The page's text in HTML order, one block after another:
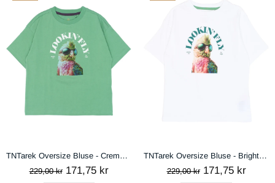
TNTarek Oversize Bluse - Creme De Menthe
229,00 kr 171,75 kr
TNTarek Oversize Bluse - Bright White
229,00 kr 171,75 kr